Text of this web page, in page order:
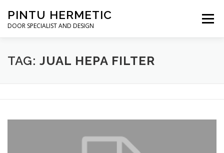
content
PINTU HERMETIC
DOOR SPECIALIST AND DESIGN
Menu
HOME MOT RUANG OPERASI PINTU HERMETIC
TAG: JUAL HEPA FILTER